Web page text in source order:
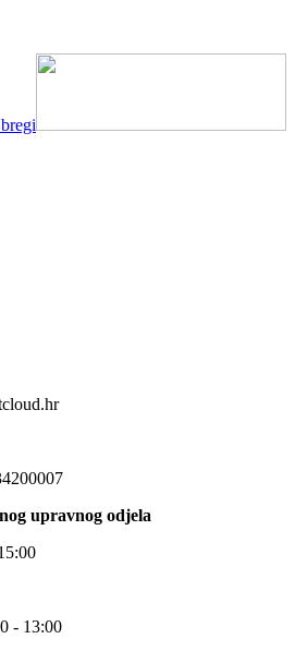
upravnog odjela
- 13:00